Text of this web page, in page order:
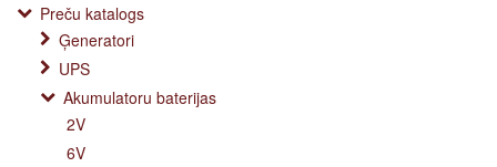
Preču katalogs
Ģeneratori
UPS
Akumulatoru baterijas
2V
6V